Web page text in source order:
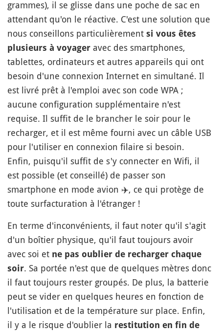
grammes), il se glisse dans une poche de sac en
attendant qu'on le réactive. C'est une solution que
nous conseillons particulièrement si vous êtes
plusieurs à voyager avec des smartphones,
tablettes, ordinateurs et autres appareils qui ont
besoin d'une connexion Internet en simultané. Il
est livré prêt à l'emploi avec son code WPA ;
aucune configuration supplémentaire n'est
requise. Il suffit de le brancher le soir pour le
recharger, et il est même fourni avec un câble USB
pour l'utiliser en connexion filaire si besoin.
Enfin, puisqu'il suffit de s'y connecter en Wifi, il
est possible (et conseillé) de passer son
smartphone en mode avion ✈️, ce qui protège de
toute surfacturation à l'étranger !
En terme d'inconvénients, il faut noter qu'il s'agit
d'un boîtier physique, qu'il faut toujours avoir
avec soi et ne pas oublier de recharger chaque
soir. Sa portée n'est que de quelques mètres donc
il faut toujours rester groupés. De plus, la batterie
peut se vider en quelques heures en fonction de
l'utilisation et de la température sur place. Enfin,
il y a le risque d'oublier la restitution en fin de